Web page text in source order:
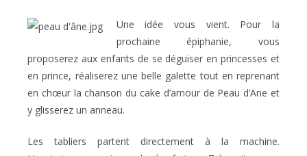
Une idée vous vient. Pour la
prochaine épiphanie, vous
proposerez aux enfants de se déguiser en princesses et
en prince, réaliserez une belle galette tout en reprenant
en chœur la chanson du cake d’amour de Peau d’Ane et
y glisserez un anneau.
Les tabliers partent directement à la machine.